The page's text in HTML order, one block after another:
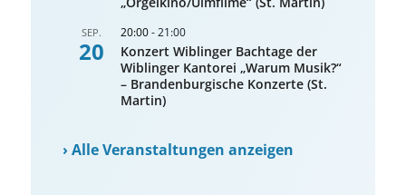
SEP.
20
20:00-21:00
Konzert Wiblinger Bachtage der
Wiblinger Kantorei „Warum Musik?“
– Brandenburgische Konzerte (St.
Martin)
›Alle Veranstaltungen anzeigen